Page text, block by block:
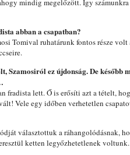
mindig megelőzött. Így
abban a csapatban?
Tomival ruhatárunk fontos része
Szamosiról ez újdonság. De később
fradista lett. Ő is erősíti azt a tételt,
Vele egy időben verhetetlen
választottuk a ráhangolódásnak,
ketten legyőzhetetlenek